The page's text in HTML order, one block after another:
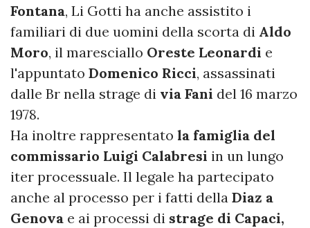
Fontana, Li Gotti ha anche assistito i
familiari di due uomini della scorta di Aldo
Moro, il maresciallo Oreste Leonardi e
l'appuntato Domenico Ricci, assassinati
dalle Br nella strage di via Fani del 16 marzo
1978.
Ha inoltre rappresentato la famiglia del
commissario Luigi Calabresi in un lungo
iter processuale. Il legale ha partecipato
anche al processo per i fatti della Diaz a
Genova e ai processi di strage di Capaci,